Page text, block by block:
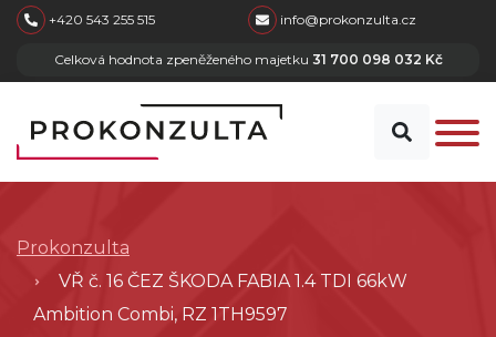
skip to main content
+420 543 255 515 info@prokonzulta.cz
Celková hodnota zpeněženého majetku 31 700 098 032 Kč
Prokonzulta
VŘ č. 16 ČEZ ŠKODA FABIA 1.4 TDI 66kW
Ambition Combi, RZ 1TH9597